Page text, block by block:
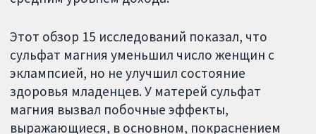
Этот обзор 15 исследований показал, что
сульфат магния уменьшил число женщин с
эклампсией, но не улучшил состояние
здоровья младенцев. У матерей сульфат
магния вызвал побочные эффекты,
выражающиеся, в основном, покраснением